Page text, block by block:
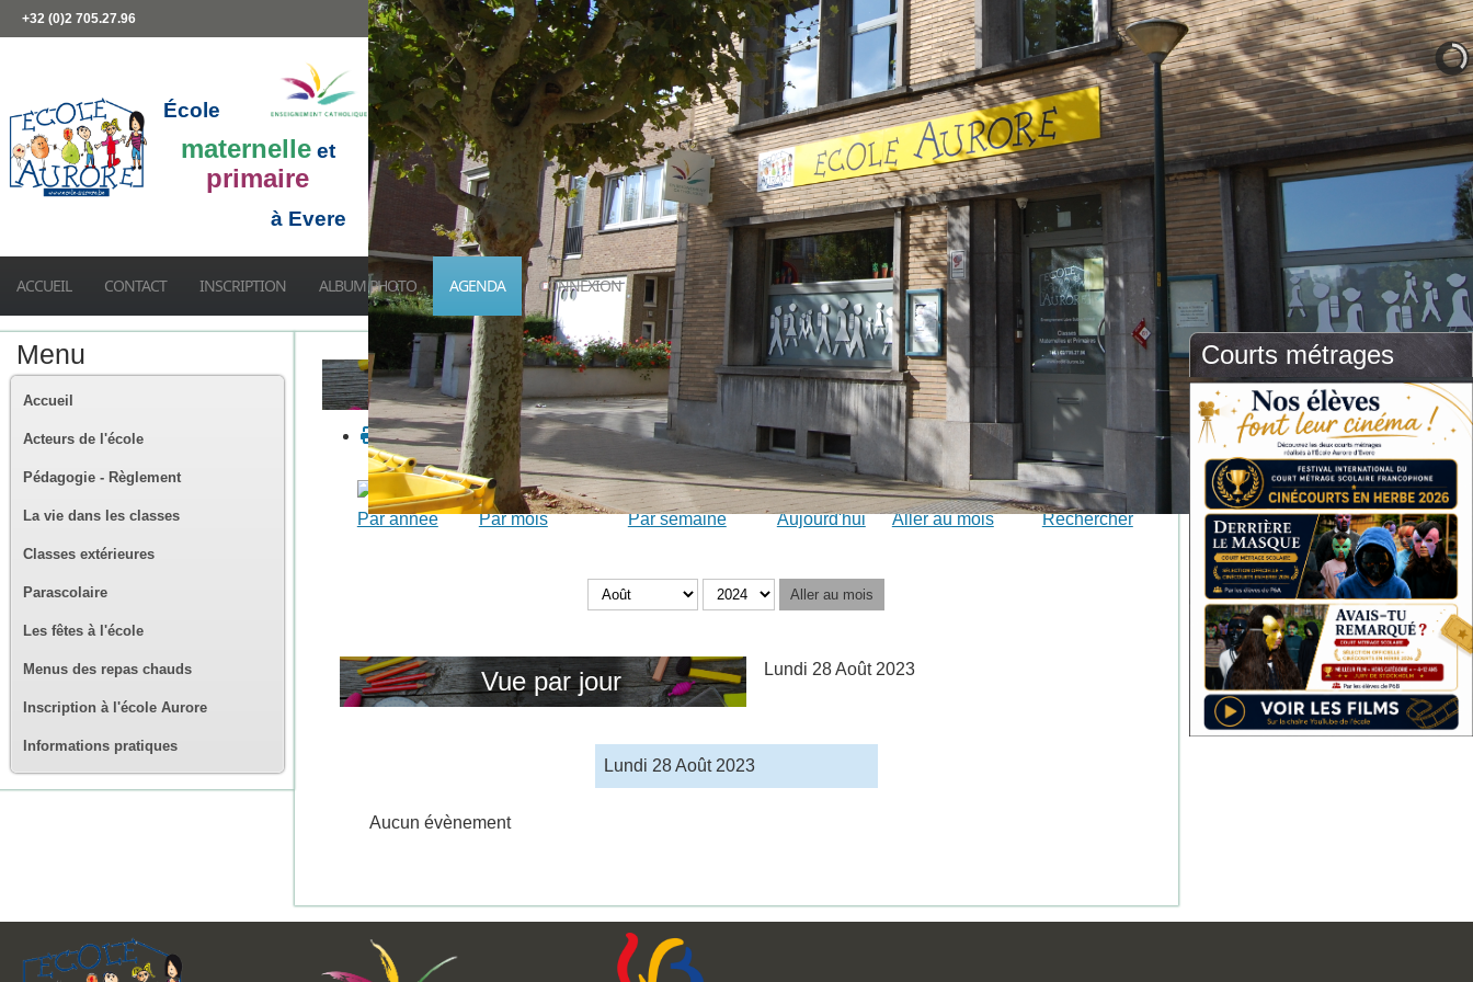
+32 (0)2 705.27.96
École
maternelle et
primaire
à Evere
ACCUEIL CONTACT INSCRIPTION ALBUM PHOTO AGENDA CONNEXION
Menu
Accueil
Acteurs de l'école
Pédagogie - Règlement
La vie dans les classes
Classes extérieures
Parascolaire
Les fêtes à l'école
Menus des repas chauds
Inscription à l'école Aurore
Informations pratiques
Calendrier
Par année Par mois Par semaine Aujourd'hui Aller au mois Rechercher
Aller au mois
Vue par jour Lundi 28 Août 2023
Lundi 28 Août 2023
Aucun évènement
Courts métrages